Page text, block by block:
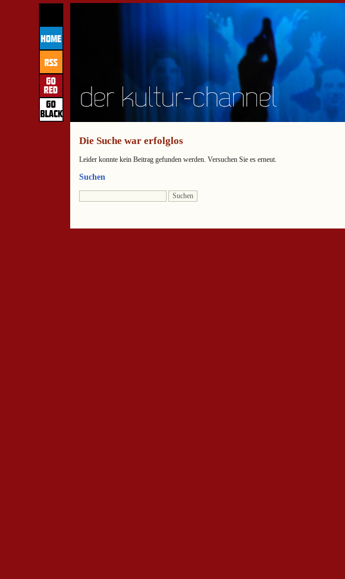
Die Suche war erfolglos
Leider konnte kein Beitrag gefunden werden. Versuchen Sie es erneut.
Suchen